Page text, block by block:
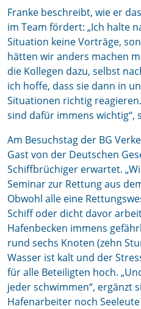
Franke beschreibt, wie er
im Team fördert: „Ich halte
Situation keine Vorträge,
hätten wir anders machen
die Kollegen dazu, selbst
ich hoffe, dass sie dann in
Situationen richtig
sind dafür immens wichtig“,
Am Besuchstag der BG
Gast von der Deutschen
Schiffbrüchiger erwartet.
Seminar zur Rettung aus
Obwohl alle eine
Schiff oder dicht davor
Hafenbecken immens
rund sechs Knoten (zehn
Wasser ist kalt und der
für alle Beteiligten hoch.
jeder schwimmen“, ergänzt
Hafenarbeiter noch